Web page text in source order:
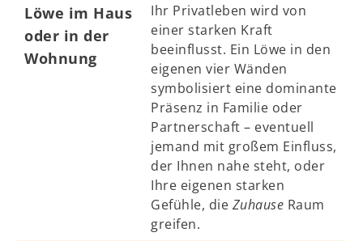
Löwe im Haus
oder in der
Wohnung
Ihr Privatleben wird von
einer starken Kraft
beeinflusst. Ein Löwe in den
eigenen vier Wänden
symbolisiert eine dominante
Präsenz in Familie oder
Partnerschaft – eventuell
jemand mit großem Einfluss,
der Ihnen nahe steht, oder
Ihre eigenen starken
Gefühle, die Zuhause Raum
greifen.